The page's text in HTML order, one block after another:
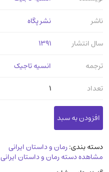
دانشگاه پیامـ نور
ناشر
نشر پگاه
سال انتشار
1391
ترجمه
انسیه تاجیک
تعداد
1
دسته بندی:رمان و داستان ایرانی
مشاهده دسته رمان و داستان ایرانی